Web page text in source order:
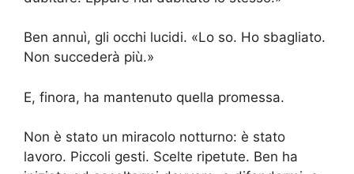
Ben annuì, gli occhi lucidi. «Lo so. Ho sbagliato.
Non succederà più.»
E, finora, ha mantenuto quella promessa.
Non è stato un miracolo notturno: è stato
lavoro. Piccoli gesti. Scelte ripetute. Ben ha